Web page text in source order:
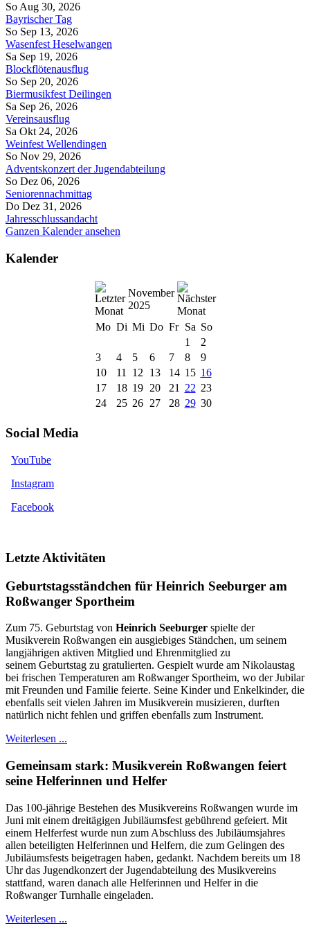
So Aug 30, 2026
Bayrischer Tag
So Sep 13, 2026
Wasenfest Heselwangen
Sa Sep 19, 2026
Blockflötenausflug
So Sep 20, 2026
Biermusikfest Deilingen
Sa Sep 26, 2026
Vereinsausflug
Sa Okt 24, 2026
Weinfest Wellendingen
So Nov 29, 2026
Adventskonzert der Jugendabteilung
So Dez 06, 2026
Seniorennachmittag
Do Dez 31, 2026
Jahresschlussandacht
Ganzen Kalender ansehen
Kalender
November
2025
Mo Di Mi Do Fr Sa So
1
2
3
4 5 6 7 8
9
10
11 12 13 14 15 16
17
18 19 20 21 22 23
24
25 26 27 28 29 30
Social Media
YouTube
Instagram
Facebook
Letzte Aktivitäten
Geburtstagsständchen für Heinrich Seeburger am
Roßwanger Sportheim
Zum 75. Geburtstag von Heinrich Seeburger spielte der
Musikverein Roßwangen ein ausgiebiges Ständchen, um seinem
langjährigen aktiven Mitglied und Ehrenmitglied zu
seinem Geburtstag zu gratulierten. Gespielt wurde am Nikolaustag
bei frischen Temperaturen am Roßwanger Sportheim, wo der Jubilar
mit Freunden und Familie feierte. Seine Kinder und Enkelkinder, die
ebenfalls seit vielen Jahren im Musikverein musizieren, durften
natürlich nicht fehlen und griffen ebenfalls zum Instrument.
Weiterlesen ...
Gemeinsam stark: Musikverein Roßwangen feiert
seine Helferinnen und Helfer
Das 100-jährige Bestehen des Musikvereins Roßwangen wurde im
Juni mit einem dreitägigen Jubiläumsfest gebührend gefeiert. Mit
einem Helferfest wurde nun zum Abschluss des Jubiläumsjahres
allen beteiligten Helferinnen und Helfern, die zum Gelingen des
Jubiläumsfests beigetragen haben, gedankt. Nachdem bereits um 18
Uhr das Jugendkonzert der Jugendabteilung des Musikvereins
stattfand, waren danach alle Helferinnen und Helfer in die
Roßwanger Turnhalle eingeladen.
Weiterlesen ...